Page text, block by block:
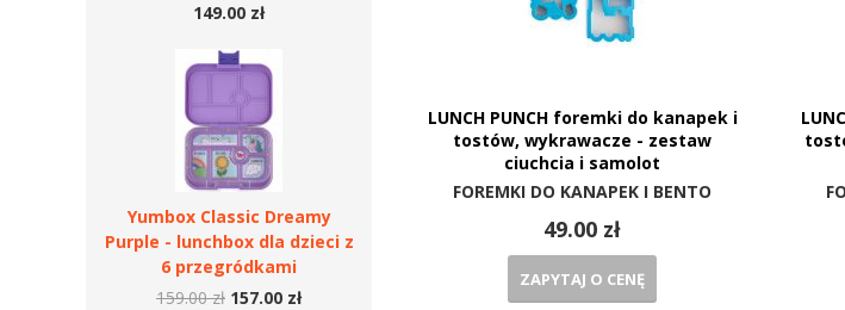
LUNCH PUNCH foremki do kanapek i
tostów, wykrawacze - zestaw
ciuchcia i samolot
FOREMKI DO KANAPEK I BENTO
49.00 zł
ZAPYTAJ O CENĘ
149.00 zł
Yumbox Classic Dreamy
Purple - lunchbox dla dzieci z
6 przegródkami
159.00 zł 157.00 zł